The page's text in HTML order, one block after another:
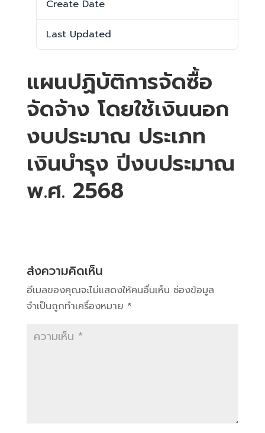
Create Date
Last Updated
แผนปฏิบัติการจัดซื้อ
จัดจ้าง โดยใช้เงินนอก
งบประมาณ ประเภท
เงินบำรุง ปีงบประมาณ
พ.ศ. 2568
ส่งความคิดเห็น
อีเมลของคุณจะไม่แสดงให้คนอื่นเห็น ช่องข้อมูล
จำเป็นถูกทำเครื่องหมาย *